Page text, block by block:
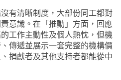
有清晰制度，大部份同工都對
意識。在「推動」方面，回應
工作主動性及個人熱忱，但機
傳遞並展示一套完整的機構價
捐獻者及其他支持者都能從中